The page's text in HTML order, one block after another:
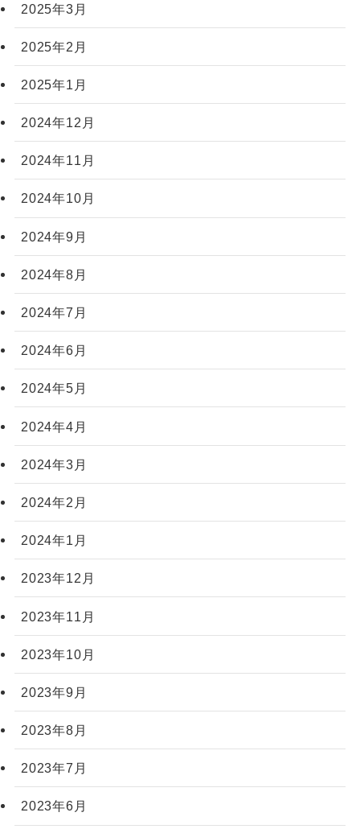
2025年3月
2025年2月
2025年1月
2024年12月
2024年11月
2024年10月
2024年9月
2024年8月
2024年7月
2024年6月
2024年5月
2024年4月
2024年3月
2024年2月
2024年1月
2023年12月
2023年11月
2023年10月
2023年9月
2023年8月
2023年7月
2023年6月